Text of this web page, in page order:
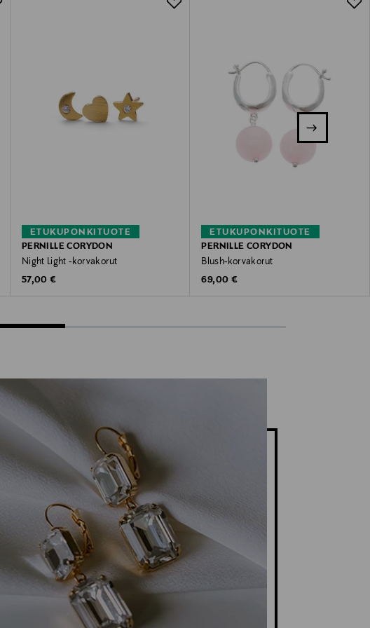
ETUKUPONKITUOTE
PERNILLE CORYDON
Night Light -korvakorut
Original Price
57,00 €
ETUKUPONKITUOTE
PERNILLE CORYDON
Blush-korvakorut
Original Price
69,00 €